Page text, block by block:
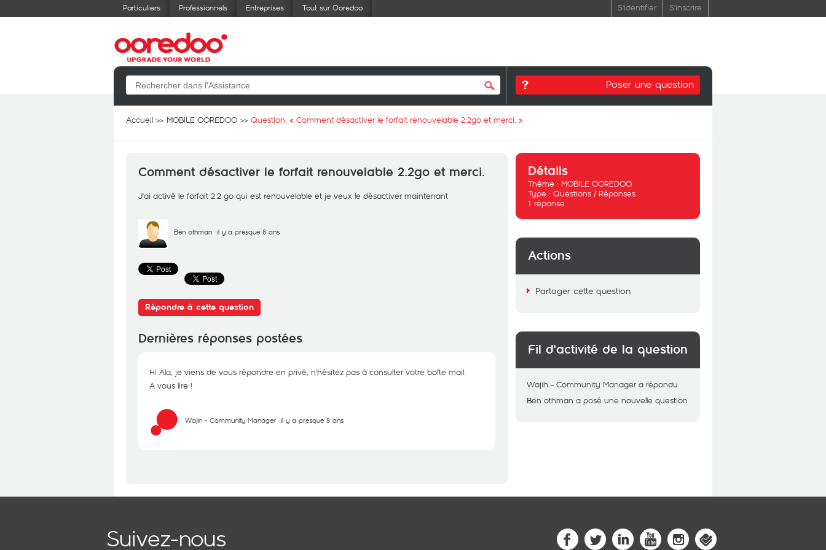
Particuliers Professionnels Entreprises Tout sur Ooredoo S'identifier S'inscrire
Poser une question
Accueil MOBILE OOREDOO Question: « Comment désactiver le forfait renouvelable 2.2go et merci. »
Comment désactiver le forfait renouvelable 2.2go et merci.
J'ai activé le forfait 2.2 go qui est renouvelable et je veux le désactiver maintenant
Ben othman il y a presque 8 ans
Répondre à cette question
Dernières réponses postées
Hi Ala, je viens de vous répondre en privé, n'hésitez pas à consulter votre boîte mail.
A vous lire !
Wajih - Community Manager il y a presque 8 ans
Détails
Thème : MOBILE OOREDOO
Type : Questions / Réponses
1 réponse
Actions
Partager cette question
Fil d'activité de la question
Wajih - Community Manager a répondu
Ben othman a posé une nouvelle question
Suivez-nous